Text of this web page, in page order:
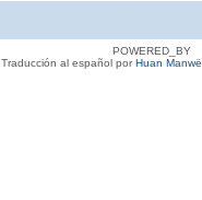
POWERED_BY
Traducción al español porHuan Manwë